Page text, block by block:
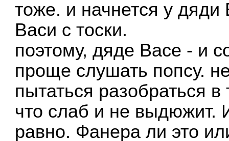
тоже. и начнется у
Васи с тоски.
поэтому, дяде Васе - и
проще слушать попсу.
пытаться разобраться в
что слаб и не выдюжит.
равно. Фанера ли это